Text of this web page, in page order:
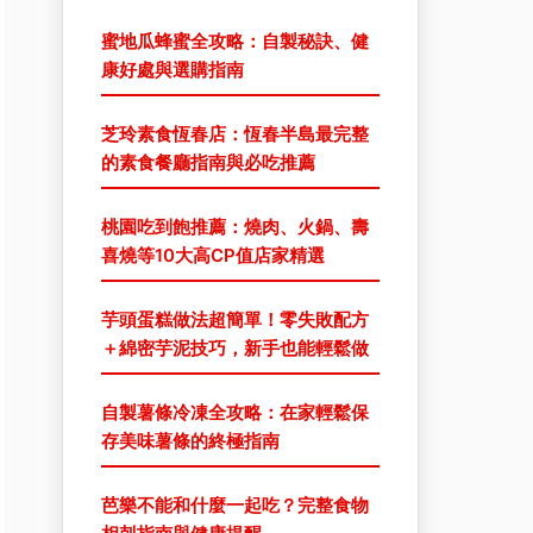
蜜地瓜蜂蜜全攻略：自製秘訣、健
康好處與選購指南
芝玲素食恆春店：恆春半島最完整
的素食餐廳指南與必吃推薦
桃園吃到飽推薦：燒肉、火鍋、壽
喜燒等10大高CP值店家精選
芋頭蛋糕做法超簡單！零失敗配方
＋綿密芋泥技巧，新手也能輕鬆做
自製薯條冷凍全攻略：在家輕鬆保
存美味薯條的終極指南
芭樂不能和什麼一起吃？完整食物